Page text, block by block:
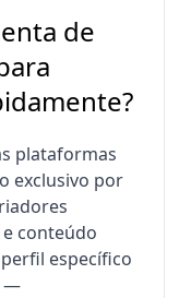
de
plataformas
exclusivo por
conteúdo
específico
—